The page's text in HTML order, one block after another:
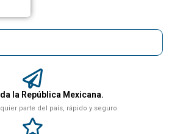
la República Mexicana.
parte del país, rápido y seguro.